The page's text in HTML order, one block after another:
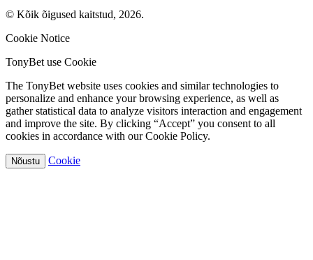
© Kõik õigused kaitstud, 2026.
Cookie Notice
TonyBet use Cookie
The TonyBet website uses cookies and similar technologies to
personalize and enhance your browsing experience, as well as
gather statistical data to analyze visitors interaction and engagement
and improve the site. By clicking “Accept” you consent to all
cookies in accordance with our Cookie Policy.
Nõustu Cookie